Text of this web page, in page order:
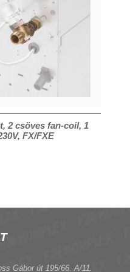
2 csöves fan-coil, 1
FX/FXE
Gábor út 195/66. A/11.